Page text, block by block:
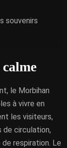
souvenirs
calme
le Morbihan
à vivre en
les visiteurs,
de circulation,
respiration. Le